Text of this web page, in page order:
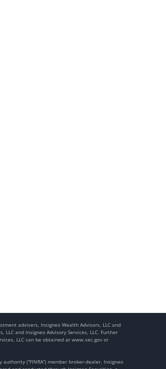
advisers, Insigneo Wealth Advisors, LLC and
and Insigneo Advisory Services, LLC. Further
LLC can be obtained at www.sec.gov or
(“FINRA”) member broker-dealer, Insigneo